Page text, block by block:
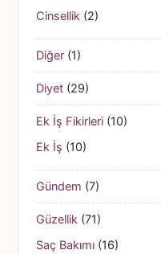
Cinsellik (2)
Diğer (1)
Diyet (29)
Ek İş Fikirleri (10)
Ek İş (10)
Gündem (7)
Güzellik (71)
Saç Bakımı (16)